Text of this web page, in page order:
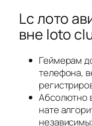
Lc лото
вне loto
Геймерам
телефона,
Абсолютно
нате